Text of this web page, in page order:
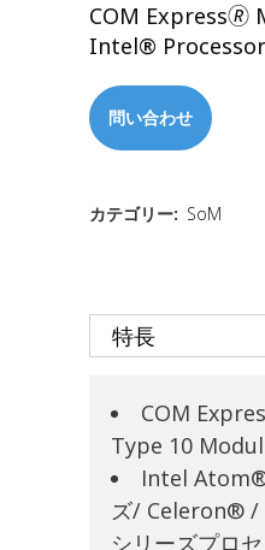
COM Express🄬
Intel®
問い合わせ
カテゴリー: SoM
COM
Type 10
Intel
ズ/ Celeron®
シリーズプロ